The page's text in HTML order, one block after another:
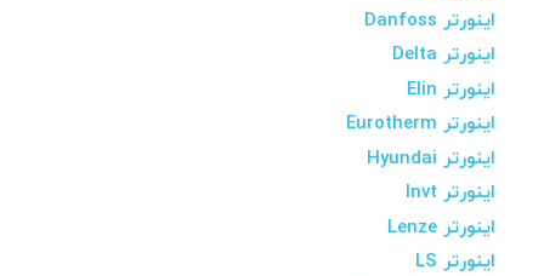
اینورتر Danfoss
اینورتر Delta
اینورتر Elin
اینورتر Eurotherm
اینورتر Hyundai
اینورتر Invt
اینورتر Lenze
اینورتر LS